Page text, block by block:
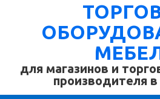
для магазинов и
производителя